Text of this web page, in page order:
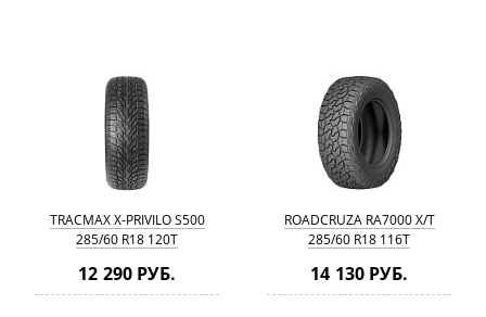
TRACMAX X-PRIVILO S500
285/60 R18 120T
12 290 РУБ.
ROADCRUZA RA7000 X/T
285/60 R18 116T
14 130 РУБ.